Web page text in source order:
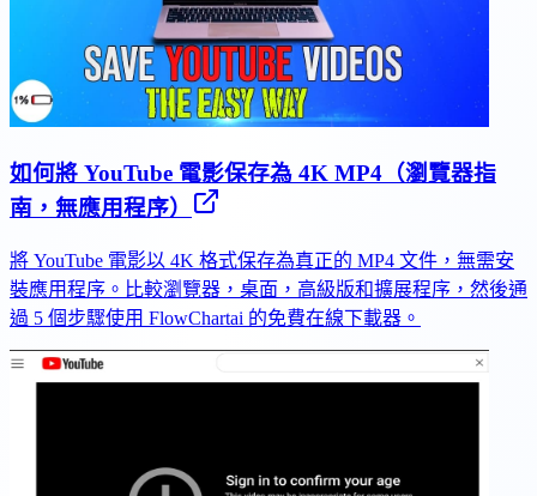
如何將 YouTube 電影保存為 4K MP4（瀏覽器指
南，無應用程序）
將 YouTube 電影以 4K 格式保存為真正的 MP4 文件，無需安
裝應用程序。比較瀏覽器，桌面，高級版和擴展程序，然後通
過 5 個步驟使用 FlowChartai 的免費在線下載器。